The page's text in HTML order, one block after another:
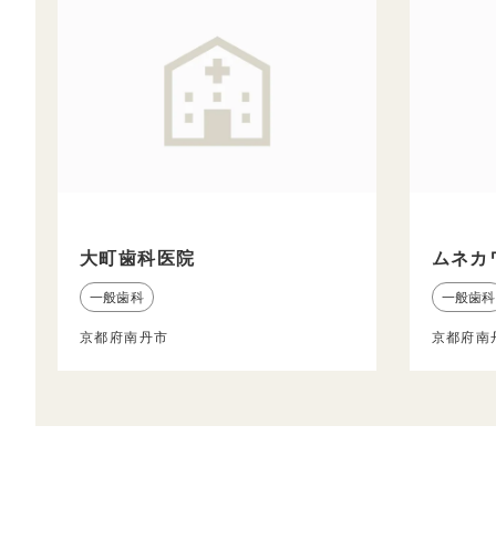
大町歯科医院
一般歯科
京都府南丹市
ムネカ
一般歯科
京都府南